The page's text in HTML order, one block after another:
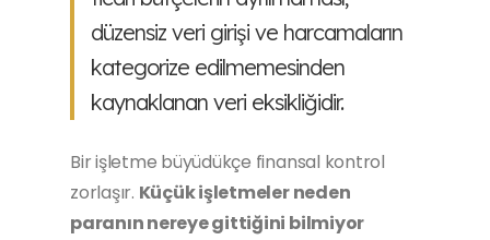
düzensiz veri girişi ve harcamaların
kategorize edilmemesinden
kaynaklanan veri eksikliğidir.
Bir işletme büyüdükçe finansal kontrol
zorlaşır. Küçük işletmeler neden
paranın nereye gittiğini bilmiyor